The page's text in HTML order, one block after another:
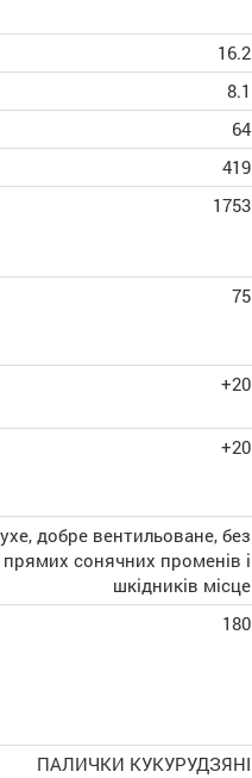
16.2
8.1
64
419
1753
75
+20
+20
добре вентильоване, без
сонячних променів і
шкідників місце
180
ПАЛИЧКИ КУКУРУДЗЯНІ